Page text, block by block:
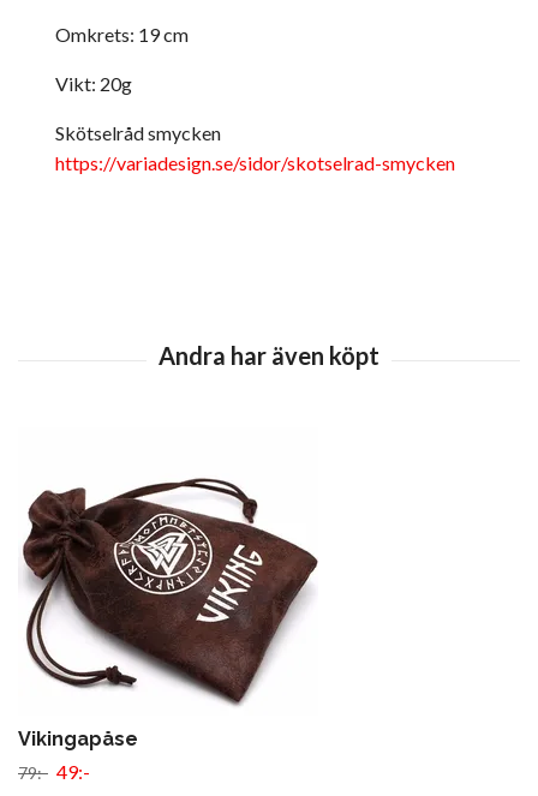
Omkrets: 19 cm
Vikt: 20g
Skötselråd smycken
https://variadesign.se/sidor/skotselrad-smycken
Vikingapåse
79:- 49:-